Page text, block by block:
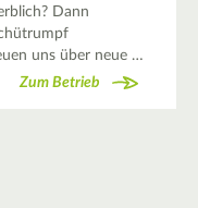
Dann
uns über neue …
Zum Betrieb